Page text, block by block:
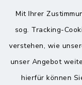
Mit Ihrer
sog. Tracking-
verstehen, wie
unser Angebot
hierfür können
Nationalpark